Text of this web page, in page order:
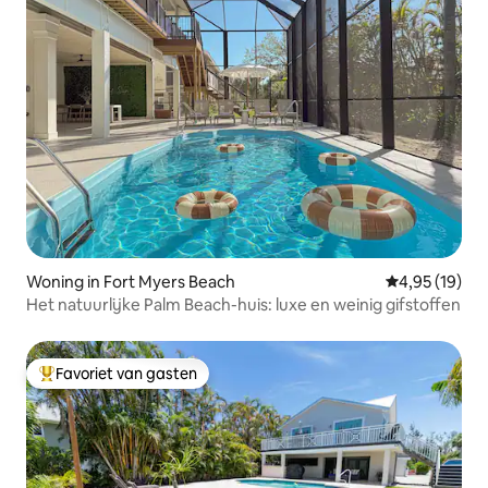
Woning in Fort Myers Beach Gemiddelde
4,95 (19)
Het natuurlijke Palm Beach-huis: luxe en weinig gifstoffen
Topfavoriet van gasten
Favoriet van gasten